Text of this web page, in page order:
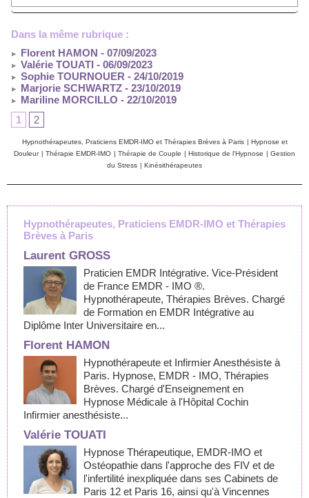
Hypnothérapeutes, Praticiens EMDR-IMO et Thérapies
Brèves à Paris
Laurent GROSS
Praticien EMDR Intégrative. Vice-Président
de France EMDR - IMO ®.
Hypnothérapeute, Thérapies Brèves. Chargé
de Formation en EMDR Intégrative au
Diplôme Inter Universitaire en...
Florent HAMON
Hypnothérapeute et Infirmier Anesthésiste à
Paris. Hypnose, EMDR - IMO, Thérapies
Brèves. Chargé d'Enseignement en
Hypnose Médicale à l'Hôpital Cochin
Infirmier anesthésiste...
Valérie TOUATI
Hypnose Thérapeutique, EMDR-IMO et
Ostéopathie dans l'approche des FIV et de
l'infertilité inexpliquée dans ses Cabinets de
Paris 12 et Paris 16, ainsi qu'à Vincennes
Dans la même rubrique :
Florent HAMON - 07/09/2023
Valérie TOUATI - 06/09/2023
Sophie TOURNOUER - 24/10/2019
Marjorie SCHWARTZ - 23/10/2019
Mariline MORCILLO - 22/10/2019
1
2
Hypnothérapeutes, Praticiens EMDR-IMO et Thérapies Brèves à Paris | Hypnose et
Douleur | Thérapie EMDR-IMO | Thérapie de Couple | Historique de l'Hypnose | Gestion
du Stress | Kinésithérapeutes